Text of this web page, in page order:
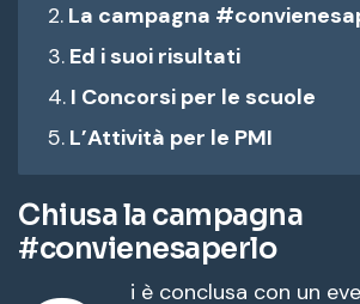
La campagna
Ed i suoi risultati
I Concorsi per le scuole
L’Attività per le PMI
Chiusa la campagna
#convienesaperlo
i è conclusa con un